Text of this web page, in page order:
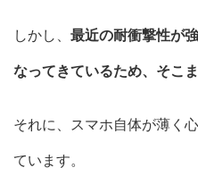
しかし、 最近の耐衝撃性が
なってきているため、そこ
それに、スマホ自体が薄く
ています。